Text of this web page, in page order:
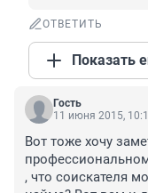
ОТВЕТИТЬ
Показать
Гость
11 июня 2015,
Вот тоже хочу
, что соискателя